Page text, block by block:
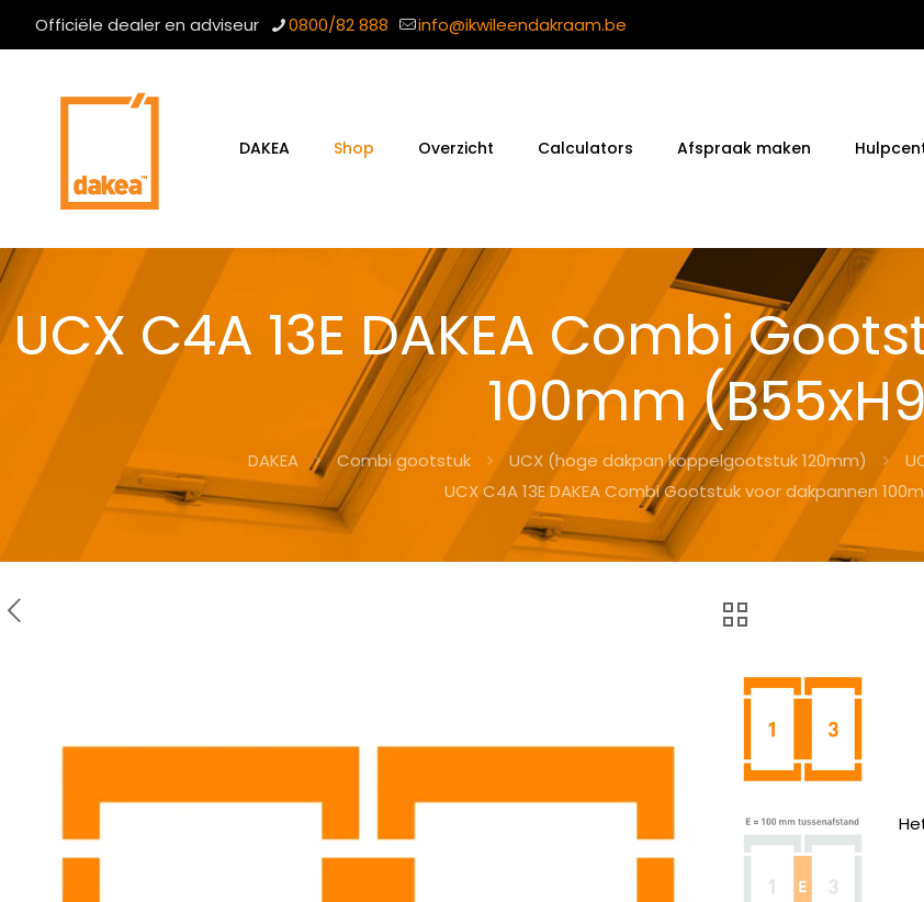
Officiële dealer en adviseur 0800/82 888 info@ikwileendakraam.be
DAKEA Shop Overzicht Calculators Afspraak maken
UCX C4A 13E DAKEA Combi
100mm
DAKEA Combi gootstuk UCX (hoge dakpan koppelgootstuk 120mm)
UCX C4A 13E DAKEA Combi Gootstuk voor dakpannen